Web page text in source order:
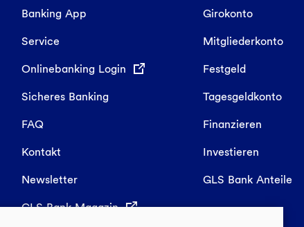
Banking App
Service
Onlinebanking Login
Sicheres Banking
FAQ
Kontakt
Newsletter
GLS Bank Magazin
Girokonto
Mitgliederkonto
Festgeld
Tagesgeldkonto
Finanzieren
Investieren
GLS Bank Anteile